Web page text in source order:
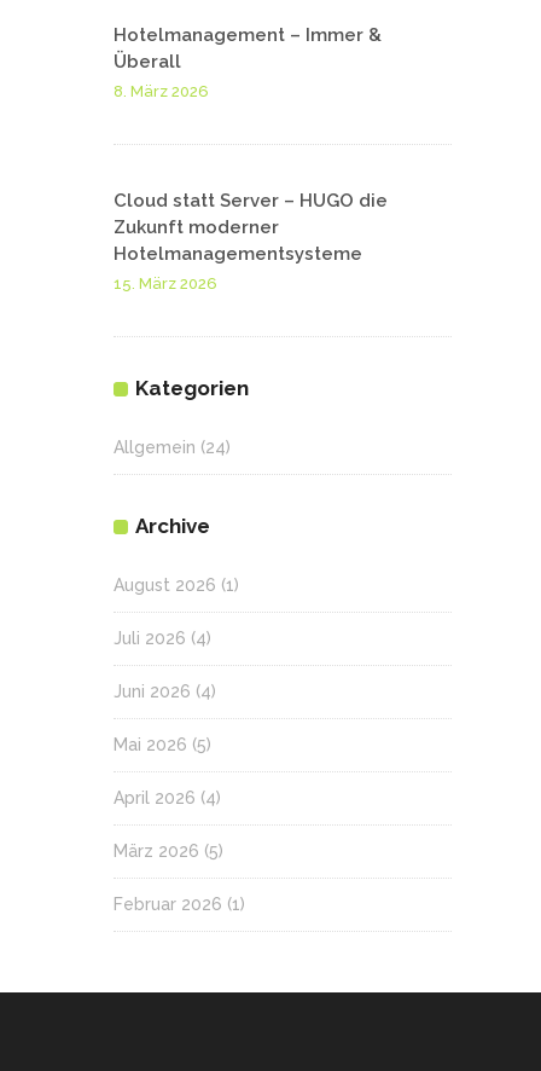
Hotelmanagement – Immer &
Überall
8. März 2026
Cloud statt Server – HUGO die
Zukunft moderner
Hotelmanagementsysteme
15. März 2026
Kategorien
Allgemein (24)
Archive
August 2026 (1)
Juli 2026 (4)
Juni 2026 (4)
Mai 2026 (5)
April 2026 (4)
März 2026 (5)
Februar 2026 (1)